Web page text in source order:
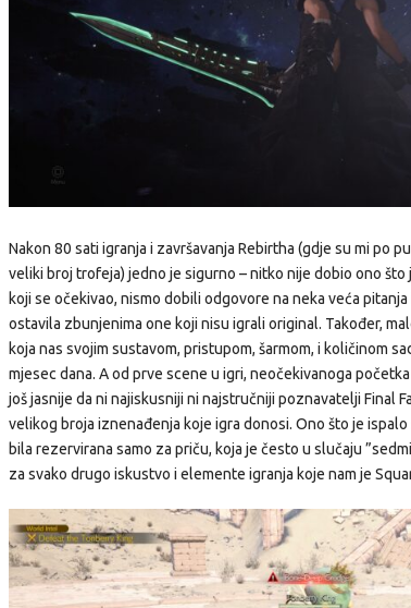
Nakon 80 sati igranja i završavanja Rebirtha (gdje su mi po
veliki broj trofeja) jedno je sigurno – nitko nije dobio ono
koji se očekivao, nismo dobili odgovore na neka veća
ostavila zbunjenima one koji nisu igrali original. Također,
koja nas svojim sustavom, pristupom, šarmom, i količinom
mjesec dana. A od prve scene u igri, neočekivanoga
još jasnije da ni najiskusniji ni najstručniji poznavatelji Final
velikog broja iznenađenja koje igra donosi. Ono što je
bila rezervirana samo za priču, koja je često u slučaju
za svako drugo iskustvo i elemente igranja koje nam je